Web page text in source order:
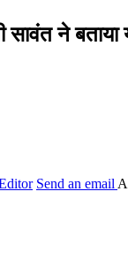
सावंत ने
Send an email